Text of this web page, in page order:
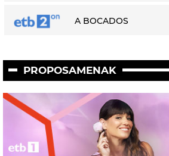
A BOCADOS
PROPOSAMENAK